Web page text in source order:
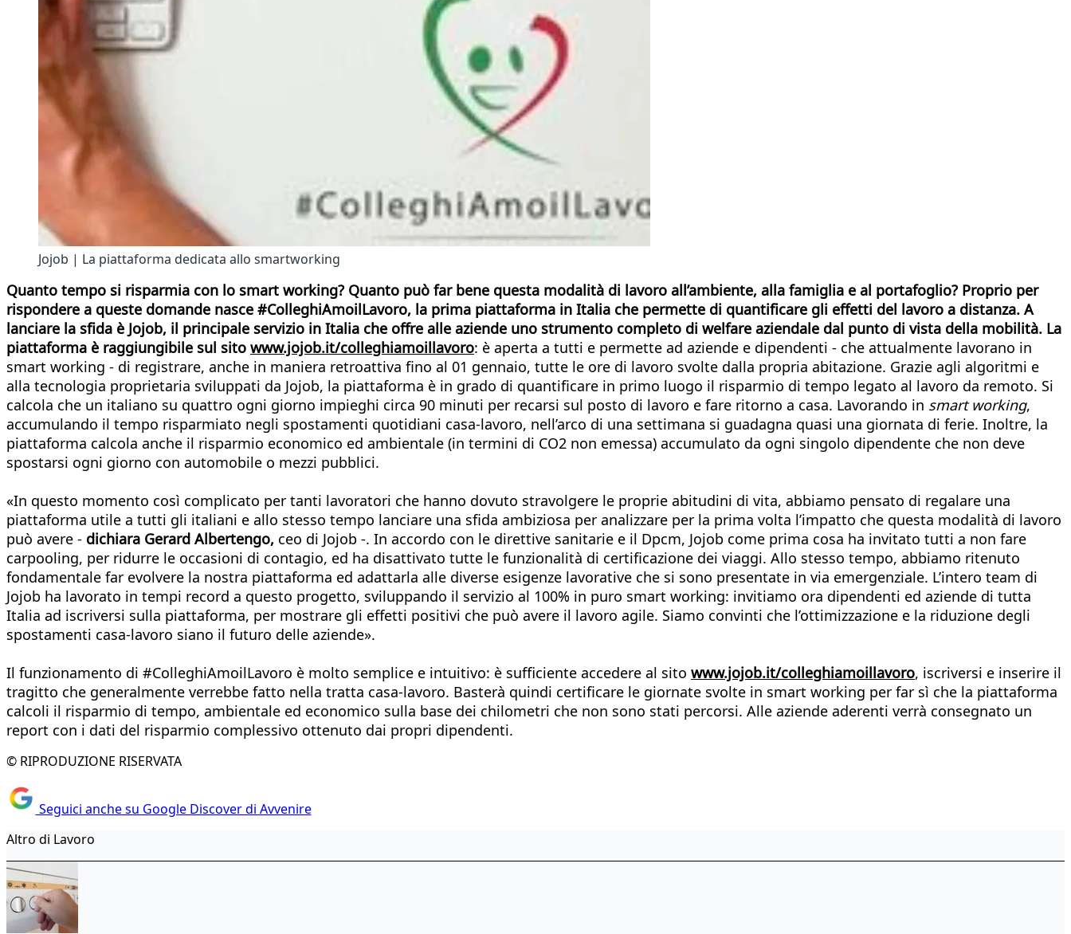
Jojob | La piattaforma dedicata allo smartworking
Quanto tempo si risparmia con lo smart working? Quanto può far bene questa modalità di lavoro all’ambiente, alla famiglia e al portafoglio? Proprio per
rispondere a queste domande nasce #ColleghiAmoilLavoro, la prima piattaforma in Italia che permette di quantificare gli effetti del lavoro a distanza. A
lanciare la sfida è Jojob, il principale servizio in Italia che offre alle aziende uno strumento completo di welfare aziendale dal punto di vista della mobilità. La
piattaforma è raggiungibile sul sito www.jojob.it/colleghiamoillavoro: è aperta a tutti e permette ad aziende e dipendenti - che attualmente lavorano in
smart working - di registrare, anche in maniera retroattiva fino al 01 gennaio, tutte le ore di lavoro svolte dalla propria abitazione. Grazie agli algoritmi e
alla tecnologia proprietaria sviluppati da Jojob, la piattaforma è in grado di quantificare in primo luogo il risparmio di tempo legato al lavoro da remoto. Si
calcola che un italiano su quattro ogni giorno impieghi circa 90 minuti per recarsi sul posto di lavoro e fare ritorno a casa. Lavorando in smart working,
accumulando il tempo risparmiato negli spostamenti quotidiani casa-lavoro, nell’arco di una settimana si guadagna quasi una giornata di ferie. Inoltre, la
piattaforma calcola anche il risparmio economico ed ambientale (in termini di CO2 non emessa) accumulato da ogni singolo dipendente che non deve
spostarsi ogni giorno con automobile o mezzi pubblici.
«In questo momento così complicato per tanti lavoratori che hanno dovuto stravolgere le proprie abitudini di vita, abbiamo pensato di regalare una
piattaforma utile a tutti gli italiani e allo stesso tempo lanciare una sfida ambiziosa per analizzare per la prima volta l’impatto che questa modalità di lavoro
può avere - dichiara Gerard Albertengo, ceo di Jojob -. In accordo con le direttive sanitarie e il Dpcm, Jojob come prima cosa ha invitato tutti a non fare
carpooling, per ridurre le occasioni di contagio, ed ha disattivato tutte le funzionalità di certificazione dei viaggi. Allo stesso tempo, abbiamo ritenuto
fondamentale far evolvere la nostra piattaforma ed adattarla alle diverse esigenze lavorative che si sono presentate in via emergenziale. L’intero team di
Jojob ha lavorato in tempi record a questo progetto, sviluppando il servizio al 100% in puro smart working: invitiamo ora dipendenti ed aziende di tutta
Italia ad iscriversi sulla piattaforma, per mostrare gli effetti positivi che può avere il lavoro agile. Siamo convinti che l’ottimizzazione e la riduzione degli
spostamenti casa-lavoro siano il futuro delle aziende».
Il funzionamento di #ColleghiAmoilLavoro è molto semplice e intuitivo: è sufficiente accedere al sito www.jojob.it/colleghiamoillavoro, iscriversi e inserire il
tragitto che generalmente verrebbe fatto nella tratta casa-lavoro. Basterà quindi certificare le giornate svolte in smart working per far sì che la piattaforma
calcoli il risparmio di tempo, ambientale ed economico sulla base dei chilometri che non sono stati percorsi. Alle aziende aderenti verrà consegnato un
report con i dati del risparmio complessivo ottenuto dai propri dipendenti.
© RIPRODUZIONE RISERVATA
Seguici anche su Google Discover di Avvenire
Altro di Lavoro